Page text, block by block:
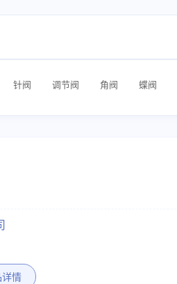
针阀 调节阀 角阀 蝶阀
详情